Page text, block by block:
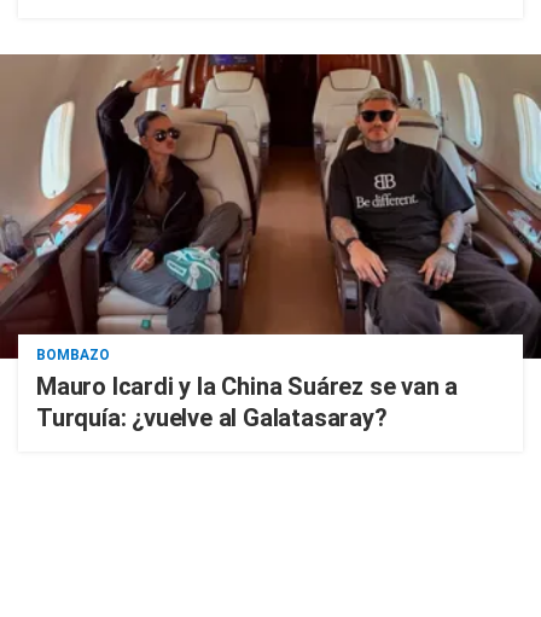
BOMBAZO
Mauro Icardi y la China Suárez se van a
Turquía: ¿vuelve al Galatasaray?